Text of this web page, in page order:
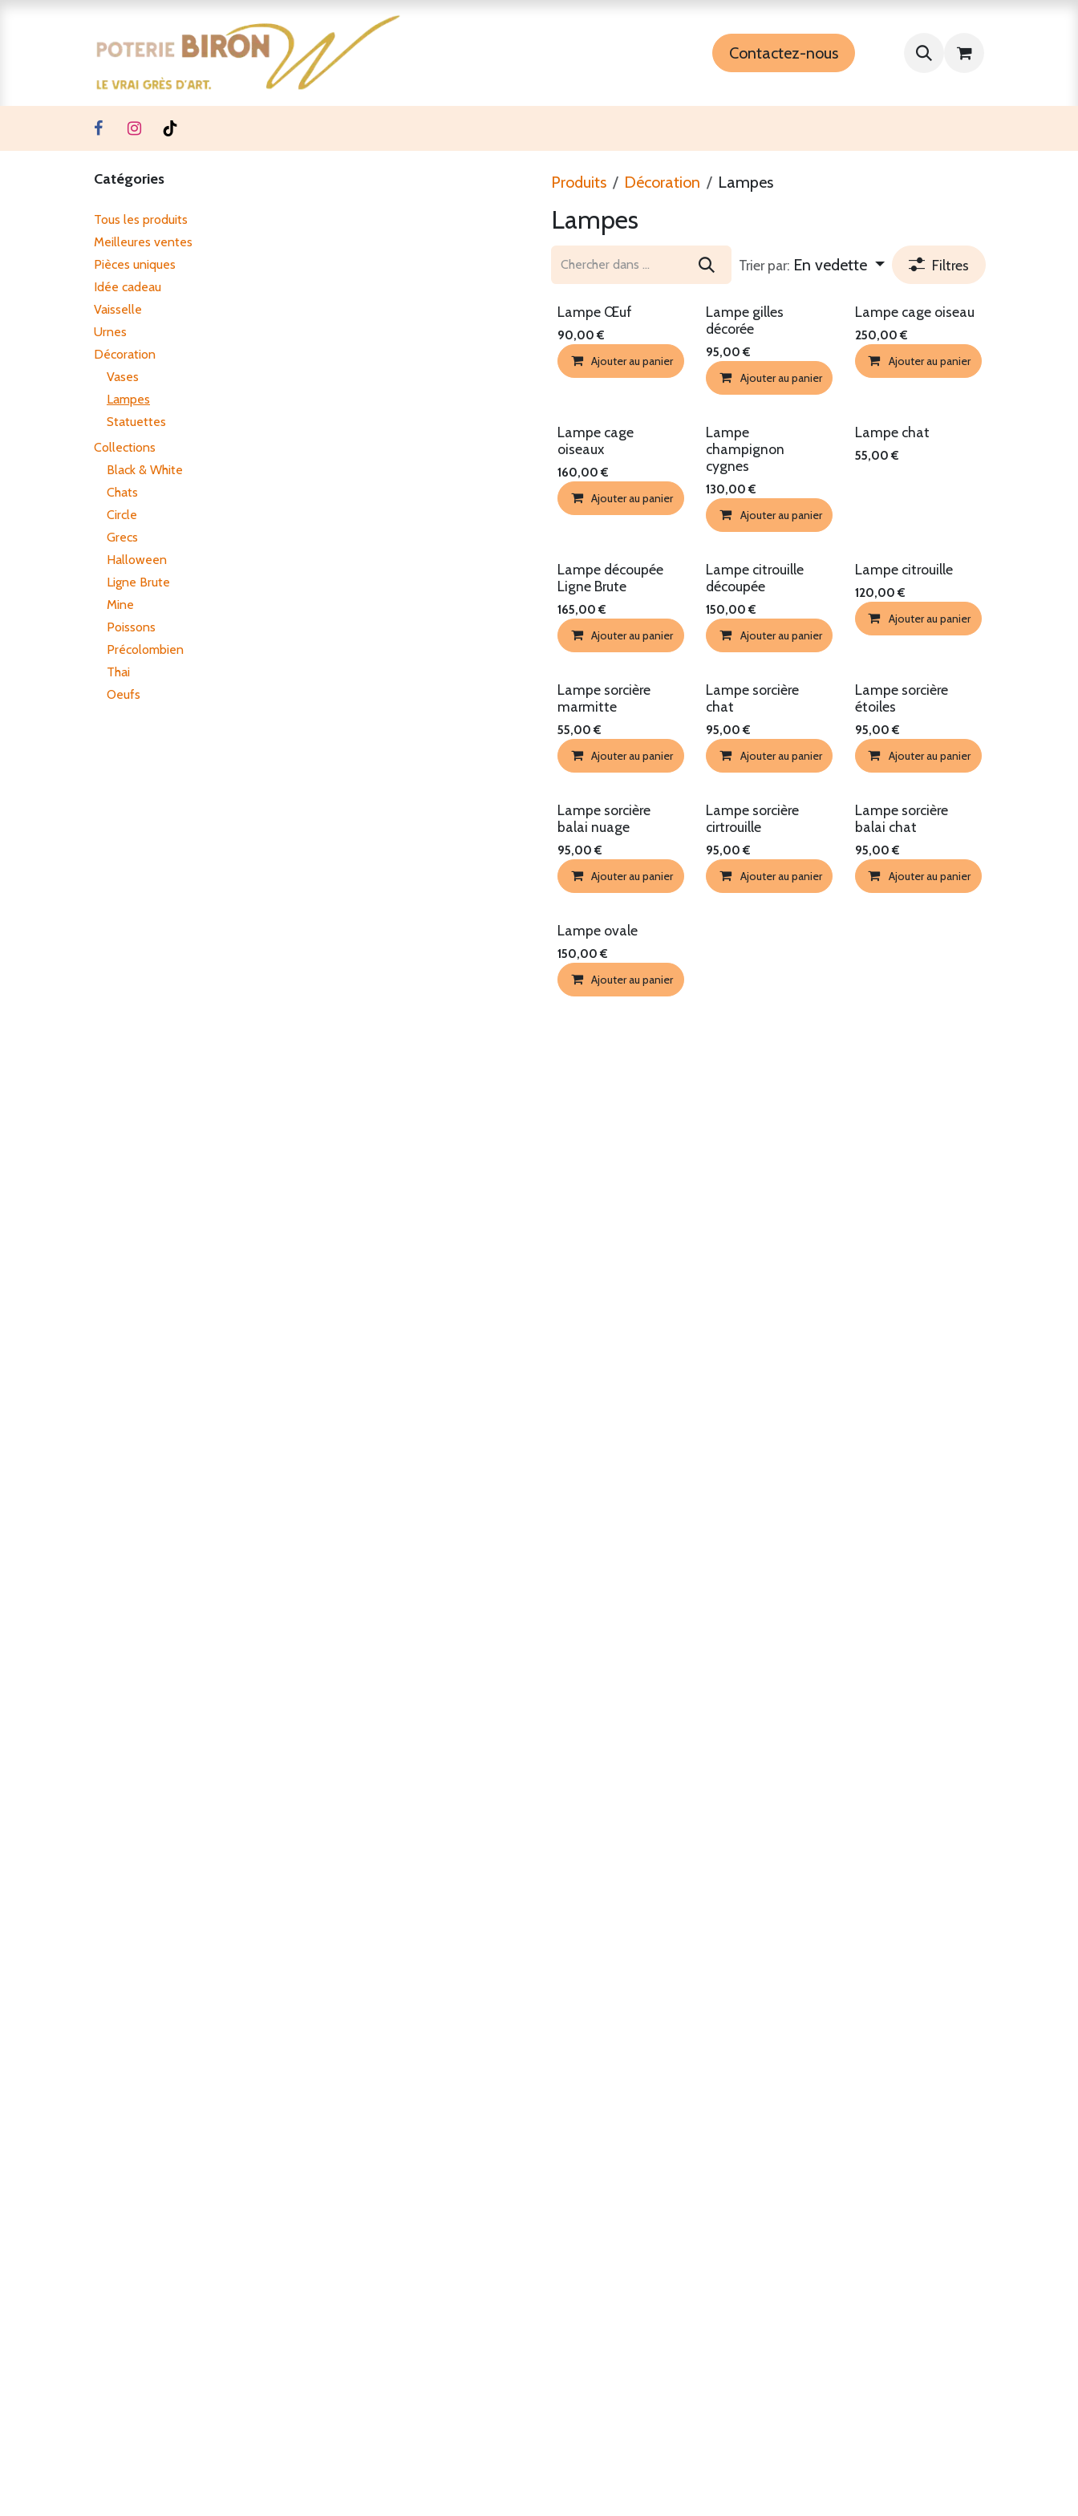
Contactez-nous
Catégories
Tous les produits
Meilleures ventes
Pièces uniques
Idée cadeau
Vaisselle
Urnes
Décoration
Vases
Lampes
Statuettes
Collections
Black & White
Chats
Circle
Grecs
Halloween
Ligne Brute
Mine
Poissons
Précolombien
Thai
Oeufs
Produits Décoration Lampes
Lampes
Trier par: En vedette Filtres
Lampe Œuf
90,00 €
Ajouter au panier
Lampe gilles
décorée
95,00 €
Ajouter au panier
Lampe cage oiseau
250,00 €
Ajouter au panier
Lampe cage
oiseaux
160,00 €
Ajouter au panier
Lampe
champignon
cygnes
130,00 €
Ajouter au panier
Lampe chat
55,00 €
Lampe découpée
Ligne Brute
165,00 €
Ajouter au panier
Lampe citrouille
découpée
150,00 €
Ajouter au panier
Lampe citrouille
120,00 €
Ajouter au panier
Lampe sorcière
marmitte
55,00 €
Ajouter au panier
Lampe sorcière
chat
95,00 €
Ajouter au panier
Lampe sorcière
étoiles
95,00 €
Ajouter au panier
Lampe sorcière
balai nuage
95,00 €
Ajouter au panier
Lampe sorcière
cirtrouille
95,00 €
Ajouter au panier
Lampe sorcière
balai chat
95,00 €
Ajouter au panier
Lampe ovale
150,00 €
Ajouter au panier